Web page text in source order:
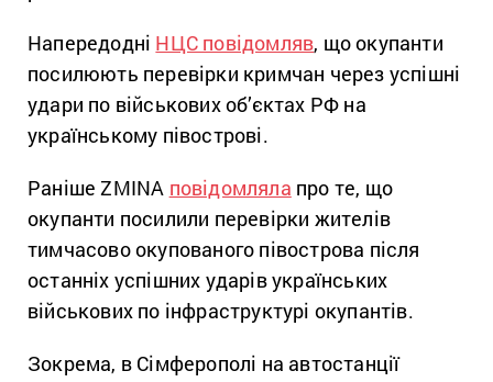
Напередодні НЦС повідомляв, що окупанти
посилюють перевірки кримчан через успішні
удари по військових об’єктах РФ на
українському півострові.
Раніше ZMINA повідомляла про те, що
окупанти посилили перевірки жителів
тимчасово окупованого півострова після
останніх успішних ударів українських
військових по інфраструктурі окупантів.
Зокрема, в Сімферополі на автостанції